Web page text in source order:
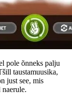
pole õnneks palju
taustamuusika,
just see, mis